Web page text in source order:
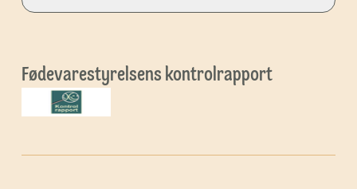
Fødevarestyrelsens kontrolrapport